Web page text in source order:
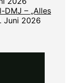
DMJ – „Alles
Juni 2026